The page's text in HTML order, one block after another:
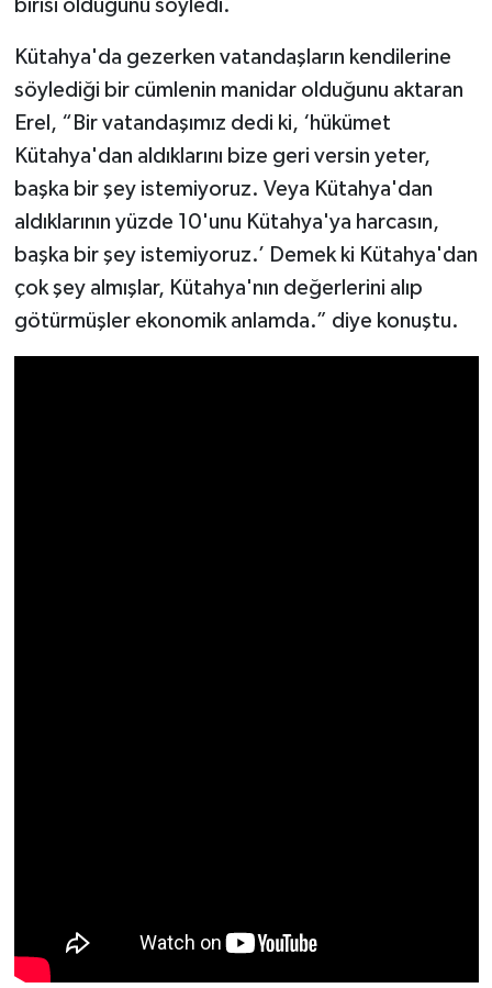
birisi olduğunu söyledi.
Kütahya'da gezerken vatandaşların kendilerine
söylediği bir cümlenin manidar olduğunu aktaran
Erel, “Bir vatandaşımız dedi ki, ‘hükümet
Kütahya'dan aldıklarını bize geri versin yeter,
başka bir şey istemiyoruz. Veya Kütahya'dan
aldıklarının yüzde 10'unu Kütahya'ya harcasın,
başka bir şey istemiyoruz.’ Demek ki Kütahya'dan
çok şey almışlar, Kütahya'nın değerlerini alıp
götürmüşler ekonomik anlamda.” diye konuştu.
Pazarlar
Resmi İlan
Rüya Tabirleri
Sağlık